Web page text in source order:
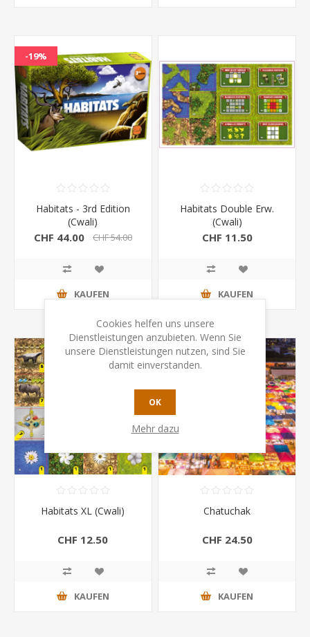
-19%
Habitats - 3rd Edition
(Cwali)
CHF 44.00 CHF 54.00
KAUFEN
Habitats Double Erw.
(Cwali)
CHF 11.50
KAUFEN
Habitats XL (Cwali)
CHF 12.50
KAUFEN
Chatuchak
CHF 24.50
KAUFEN
Cookies helfen uns unsere
Dienstleistungen anzubieten. Wenn Sie
unsere Dienstleistungen nutzen, sind Sie
damit einverstanden.
OK
Mehr dazu